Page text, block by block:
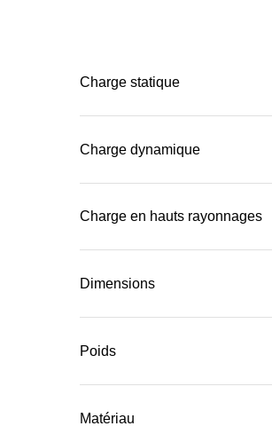
Charge statique
Charge dynamique
Charge en hauts rayonnages
Dimensions
Poids
Matériau